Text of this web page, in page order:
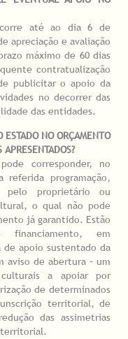
até ao dia 6 de
apreciação e avaliação
máximo de 60 dias
contratualização
publicitar o apoio da
no decorrer das
das entidades.
NO ORÇAMENTO
corresponder, no
programação,
pelo proprietário ou
o qual não pode
já garantido. Estão
financiamento, em
apoio sustentado da
aviso de abertura – um
a apoiar por
de determinados
territorial, de
das assimetrias
territorial.